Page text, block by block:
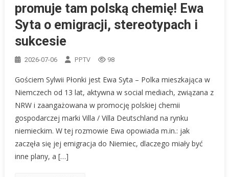
promuje tam polską chemię! Ewa
Syta o emigracji, stereotypach i
sukcesie
2026-07-06 PPTV 98
Gościem Sylwii Płonki jest Ewa Syta – Polka mieszkająca w
Niemczech od 13 lat, aktywna w social mediach, związana z
NRW i zaangażowana w promocję polskiej chemii
gospodarczej marki Villa / Villa Deutschland na rynku
niemieckim. W tej rozmowie Ewa opowiada m.in.: jak
zaczęła się jej emigracja do Niemiec, dlaczego miały być
inne plany, a […]